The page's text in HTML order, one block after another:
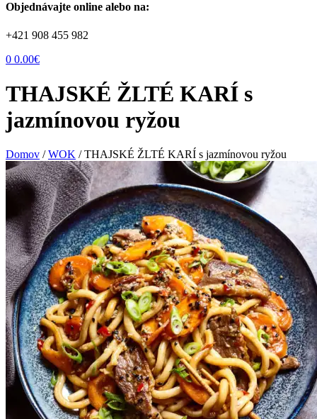
Objednávajte online alebo na:
+421 908 455 982
0 0.00€
THAJSKÉ ŽLTÉ KARÍ s
jazmínovou ryžou
Domov /WOK /THAJSKÉ ŽLTÉ KARÍ s jazmínovou ryžou